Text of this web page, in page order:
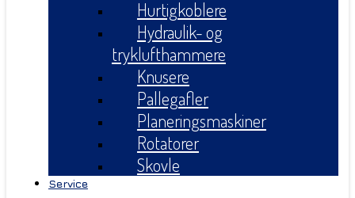
Hurtigkoblere
Hydraulik- og
tryklufthammere
Knusere
Pallegafler
Planeringsmaskiner
Rotatorer
Skovle
Service